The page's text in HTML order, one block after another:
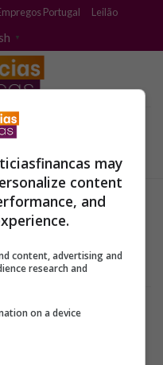
Portugal Leilão
▼
may
content
and
content, advertising and
research and
on a device